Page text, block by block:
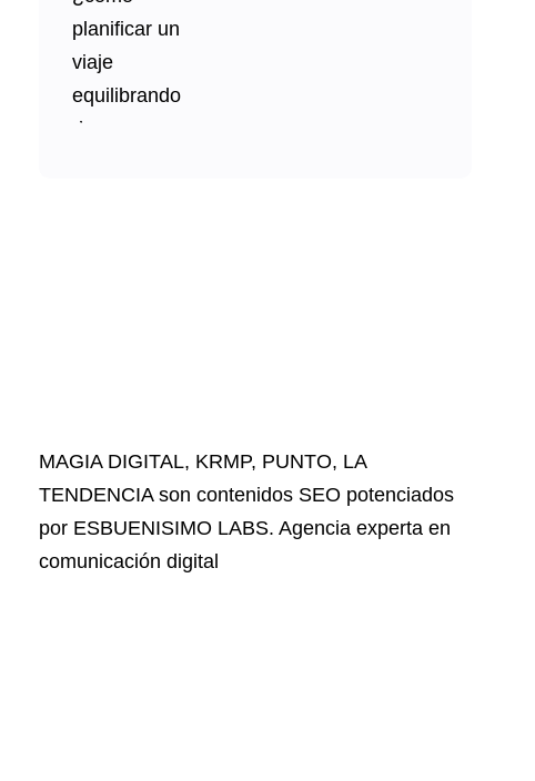
MAGIA DIGITAL, KRMP, PUNTO, LA
TENDENCIAson contenidos SEO potenciados
por ESBUENISIMO LABS. Agencia experta en
comunicación digital